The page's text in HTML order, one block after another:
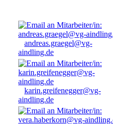
andreas.graegel@vg-
aindling.de
karin.greifenegger@vg-
aindling.de